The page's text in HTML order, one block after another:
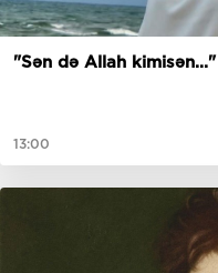
"Sən də Allah kimisən..."
13:00